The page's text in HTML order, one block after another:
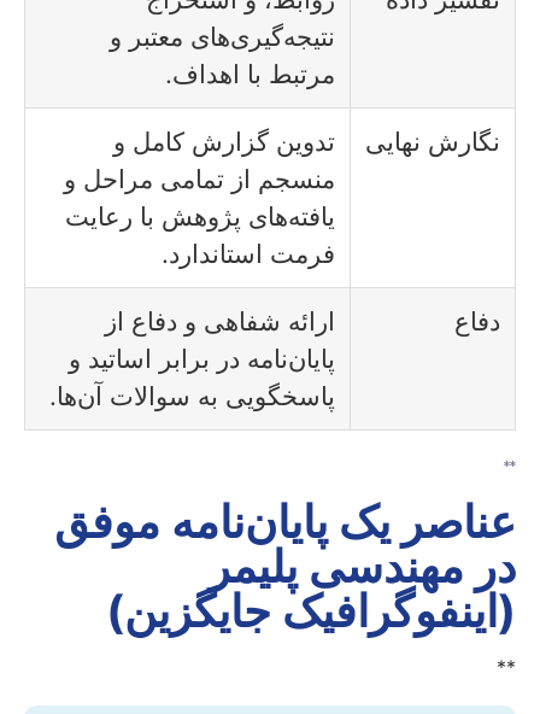
نتیجه‌گیری‌های معتبر و
مرتبط با اهداف.
نگارش نهایی
تدوین گزارش کامل و
منسجم از تمامی مراحل و
یافته‌های پژوهش با رعایت
فرمت استاندارد.
دفاع
ارائه شفاهی و دفاع از
پایان‌نامه در برابر اساتید و
پاسخگویی به سوالات آن‌ها.
**
عناصر یک پایان‌نامه موفق
در مهندسی پلیمر
(اینفوگرافیک جایگزین)
**